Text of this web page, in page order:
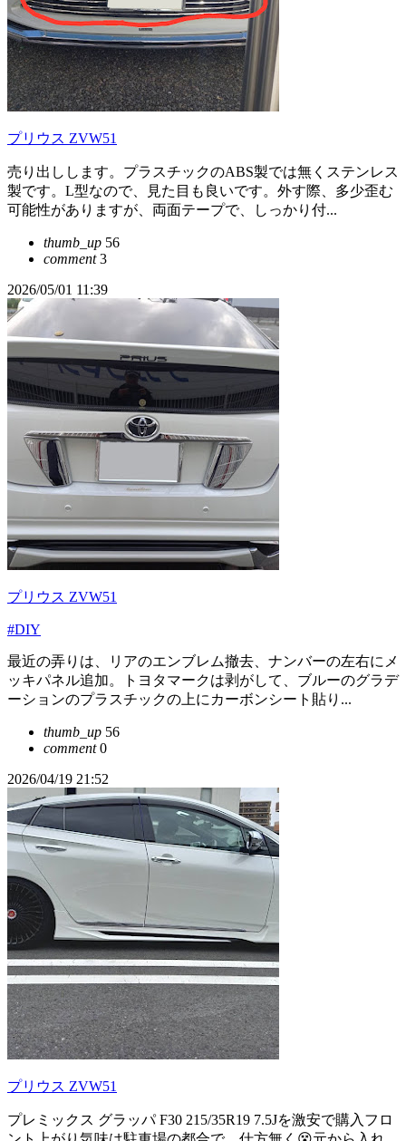
プリウス ZVW51
売り出しします。プラスチックのABS製では無くステンレス
製です。L型なので、見た目も良いです。外す際、多少歪む
可能性がありますが、両面テープで、しっかり付...
thumb_up 56
comment3
2026/05/01 11:39
プリウス ZVW51
#DIY
最近の弄りは、リアのエンブレム撤去、ナンバーの左右にメ
ッキパネル追加。トヨタマークは剥がして、ブルーのグラデ
ーションのプラスチックの上にカーボンシート貼り...
thumb_up 56
comment0
2026/04/19 21:52
プリウス ZVW51
プレミックス グラッパ F30 215/35R19 7.5Jを激安で購入フロ